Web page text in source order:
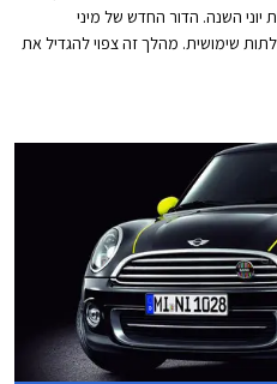
יוני השנה. הדור החדש של מיני
הינו הראשון שזוכה לגרסת 5 דלתות שימושית. מהלך זה צפוי להגדיל את
מאחור.